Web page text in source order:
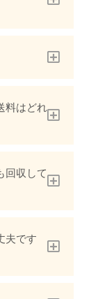
料はどれ
回収して
夫です